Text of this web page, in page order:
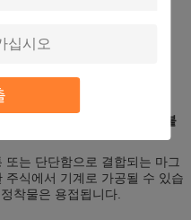
필요에 따라 제공됩니다.
시험하고 있는 기계설비를 붙
는 단단함으로 결합되는 마그
식에서 기계로 가공될 수 있습
착물은 용접됩니다.